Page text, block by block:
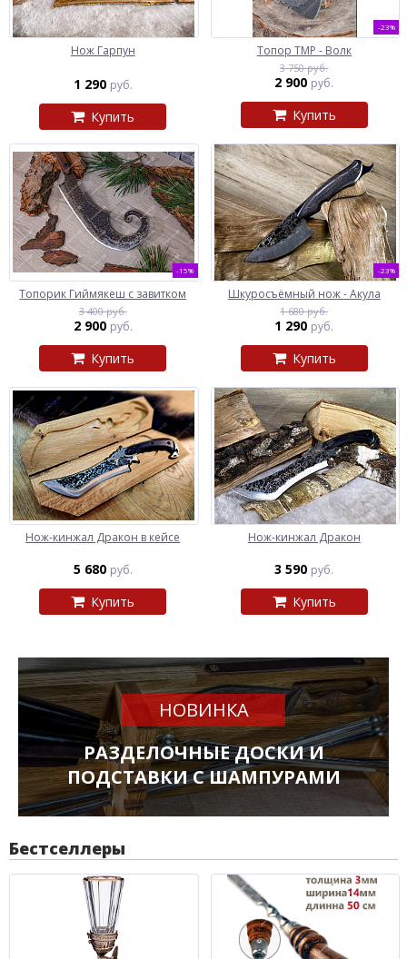
Нож Гарпун
1 290 руб.
Купить
-23%
Топор ТМР - Волк
3 750 руб.
2 900 руб.
Купить
-15%
Топорик Гиймякеш с завитком
3 400 руб.
2 900 руб.
Купить
-23%
Шкуросъёмный нож - Акула
1 680 руб.
1 290 руб.
Купить
Нож-кинжал Дракон в кейсе
5 680 руб.
Купить
Нож-кинжал Дракон
3 590 руб.
Купить
НОВИНКА
РАЗДЕЛОЧНЫЕ ДОСКИ И
ПОДСТАВКИ С ШАМПУРАМИ
Бестселлеры